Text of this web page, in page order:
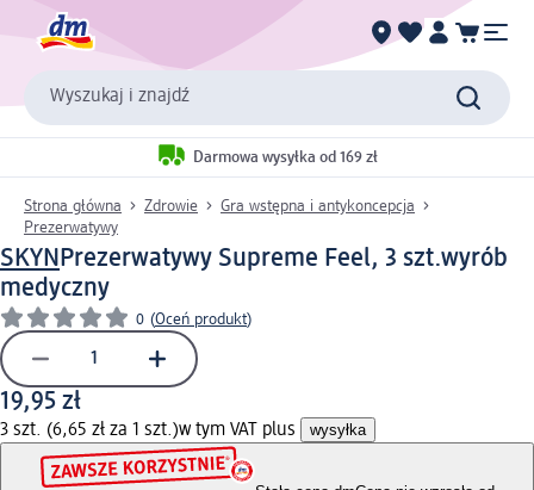
Wyszukaj i znajdź
Darmowa wysyłka od 169 zł
Strona główna Zdrowie
Gra wstępna i antykoncepcja
Prezerwatywy
SKYNPrezerwatywy Supreme Feel, 3 szt.wyrób
medyczny
0 (Oceń produkt)
19,95 zł
3 szt. (6,65 zł za 1 szt.)w tym VAT plus wysyłka